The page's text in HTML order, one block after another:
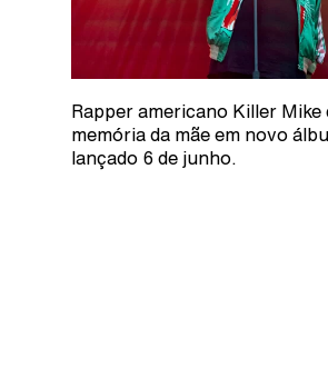
Rapper americano Killer Mike
memória da mãe em novo
lançado 6 de junho.